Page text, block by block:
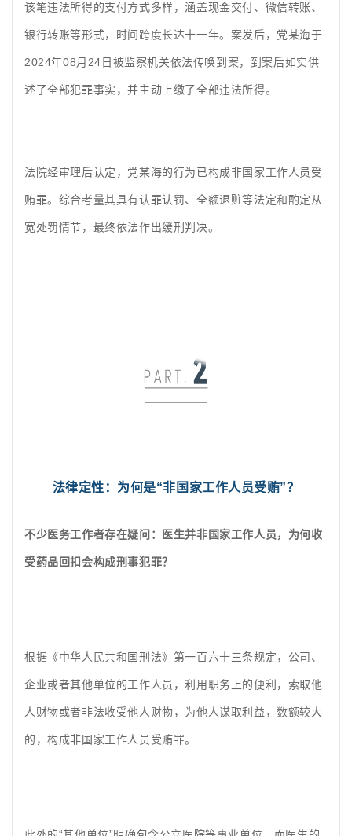
该笔违法所得的支付方式多样，涵盖现金交付、微信转账、
银行转账等形式，时间跨度长达十一年。案发后，党某海于
2024年08月24日被监察机关依法传唤到案，到案后如实供
述了全部犯罪事实，并主动上缴了全部违法所得。
法院经审理后认定，党某海的行为已构成非国家工作人员受
贿罪。综合考量其具有认罪认罚、全额退赃等法定和酌定从
宽处罚情节，最终依法作出缓刑判决。
法律定性：为何是“非国家工作人员受贿”？
不少医务工作者存在疑问：医生并非国家工作人员，为何收
受药品回扣会构成刑事犯罪？
根据《中华人民共和国刑法》第一百六十三条规定，公司、
企业或者其他单位的工作人员，利用职务上的便利，索取他
人财物或者非法收受他人财物，为他人谋取利益，数额较大
的，构成非国家工作人员受贿罪。